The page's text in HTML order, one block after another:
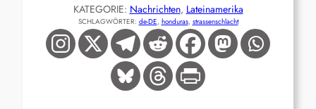
KATEGORIE: Nachrichten, Lateinamerika
SCHLAGWÖRTER: de-DE, honduras, strassenschlacht